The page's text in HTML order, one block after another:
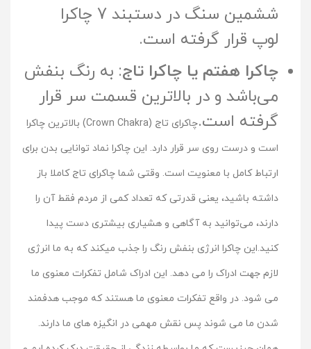
ششمین سنگ در دستبند 7 چاکرا
لوپ قرار گرفته است.
چاکرا هفتم یا چاکرا تاج: به رنگ بنفش
می‌باشد و در بالاترین قسمت سر قرار
گرفته است.
چاکرای تاج (Crown Chakra) بالاترین چاکرا
است و درست روی سر قرار دارد. این چاکرا نماد توانایی بدن برای
ارتباط کامل با معنویت است. وقتی شما چاکرای تاج کاملا باز
داشته باشید، یعنی قدرتی که تعداد کمی از مردم فقط آن را
دارند، می‌توانید به آگاهی و هشیاری بیشتری دست پیدا
کنید.این چاکرا انرژی بنفش رنگ را جذب میکند که به ما انرژی
لازم جهت ادراک را می دهد. این ادراک شامل تفکرات معنوی ما
می شود. در واقع تفکرات معنوی ما هستند که موجب هدفمند
شدن ما می شوند پس نقش مهمی در انگیزه های ما دارند.